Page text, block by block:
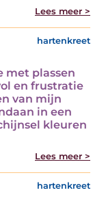
Lees meer >
hartenkreet
met plassen
en frustratie
van mijn
in een
kleuren
Lees meer >
hartenkreet